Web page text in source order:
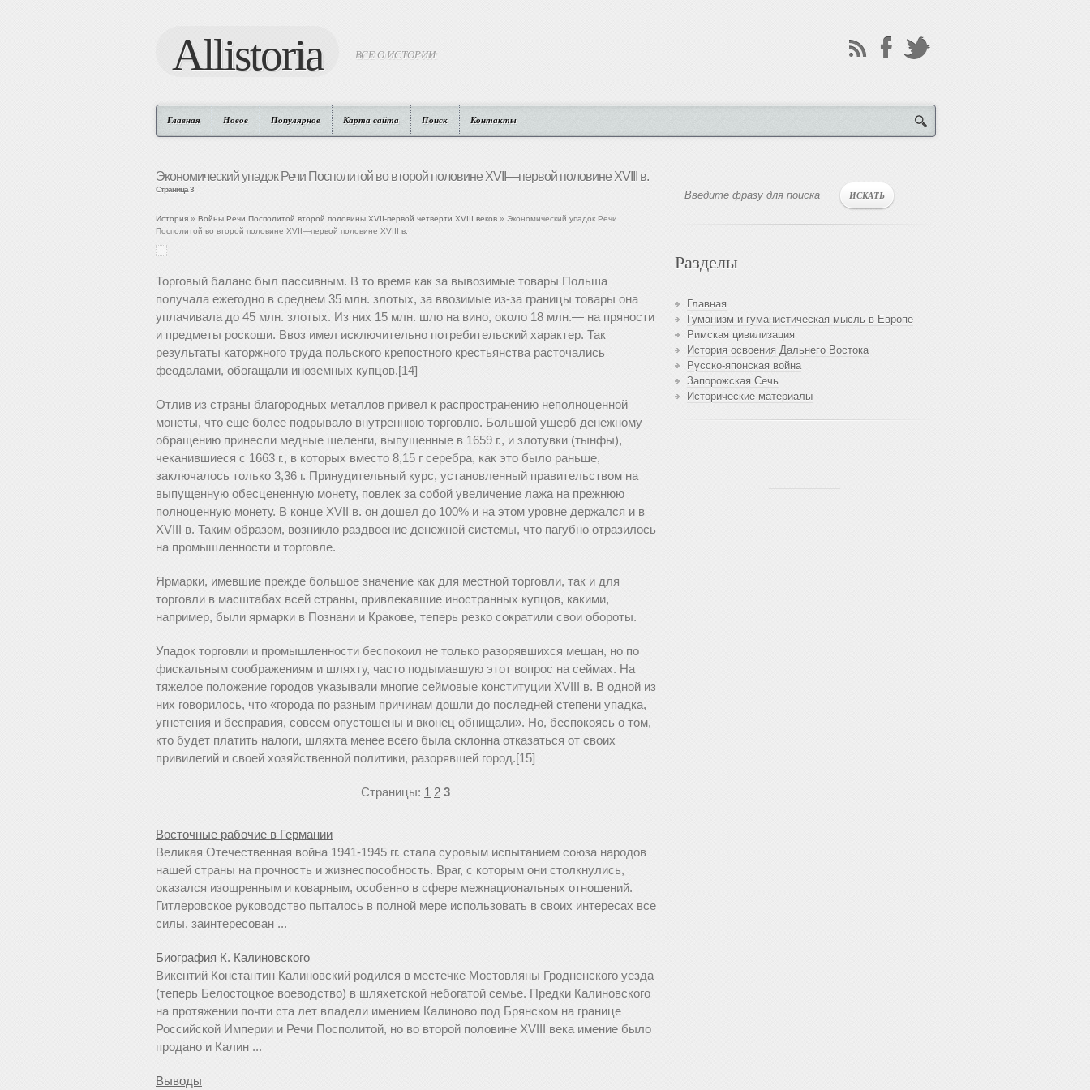
Allistoria ВСЕ О ИСТОРИИ
Главная Новое Популярное Карта сайта Поиск Контакты
Экономический упадок Речи Посполитой во второй половине XVII—первой половине XVIII в.
Страница 3
История » Войны Речи Посполитой второй половины XVII-первой четверти XVIII веков » Экономический упадок Речи
Посполитой во второй половине XVII—первой половине XVIII в.
Торговый баланс был пассивным. В то время как за вывозимые товары Польша
получала ежегодно в среднем 35 млн. злотых, за ввозимые из-за границы товары она
уплачивала до 45 млн. злотых. Из них 15 млн. шло на вино, около 18 млн.— на пряности
и предметы роскоши. Ввоз имел исключительно потребительский характер. Так
результаты каторжного труда польского крепостного крестьянства расточались
феодалами, обогащали иноземных купцов.[14]
Отлив из страны благородных металлов привел к распространению не­полноценной
монеты, что еще более подрывало внутреннюю торговлю. Большой ущерб денежному
обращению принесли медные шеленги, выпущенные в 1659 г., и злотувки (тынфы),
чеканившиеся с 1663 г., в которых вместо 8,15 г серебра, как это было раньше,
заключалось только 3,36 г. Принудительный курс, установленный правительством на
выпущенную обесцененную монету, повлек за собой увеличение лажа на прежнюю
полноценную монету. В конце XVII в. он дошел до 100% и на этом уровне держался и в
XVIII в. Таким образом, возникло раздвоение денежной системы, что пагубно отразилось
на промышленности и торговле.
Ярмарки, имевшие прежде большое значение как для местной торговли, так и для
торговли в масштабах всей страны, привлекавшие иностранных купцов, какими,
например, были ярмарки в Познани и Кракове, теперь резко сократили свои обороты.
Упадок торговли и промышленности беспокоил не только разорявшихся мещан, но по
фискальным соображениям и шляхту, часто подымавшую этот вопрос на сеймах. На
тяжелое положение городов указывали многие сеймовые конституции XVIII в. В одной из
них говорилось, что «города по разным причинам дошли до последней степени упадка,
угнетения и бесправия, совсем опустошены и вконец обнищали». Но, беспокоясь о том,
кто будет платить налоги, шляхта менее всего была склонна отказаться от своих
привилегий и своей хозяйственной политики, разорявшей город.[15]
Страницы: 1 2 3
Восточные рабочие в Германии
Великая Отечественная война 1941-1945 гг. стала суровым испытанием союза народов
нашей страны на прочность и жизнеспособность. Враг, с которым они столкнулись,
оказался изощренным и коварным, особенно в сфере межнациональных отношений.
Гитлеровское руководство пыталось в полной мере использовать в своих интересах все
силы, заинтересован ...
Биография К. Калиновского
Викентий Константин Калиновский родился в местечке Мостовляны Гродненского уезда
(теперь Белостоцкое воеводство) в шляхетской небогатой семье. Предки Калиновского
на протяжении почти ста лет владели имением Калиново под Брянском на границе
Российской Империи и Речи Посполитой, но во второй половине XVIII века имение было
продано и Калин ...
Выводы
Разделы
Главная
Гуманизм и гуманистическая мысль в Европе
Римская цивилизация
История освоения Дальнего Востока
Русско-японская война
Запорожская Сечь
Исторические материалы